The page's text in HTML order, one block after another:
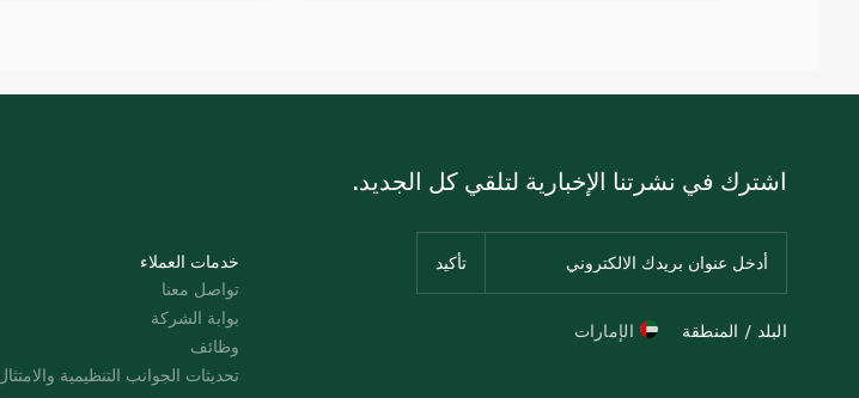
خدمات العملاء
تواصل معنا
بوابة الشركة
وظائف
تحديثات الجوانب التنظيمية
اشترك في نشرتنا الإخبارية لتلقي كل الجديد.
البلد / المنطقة الإمارات